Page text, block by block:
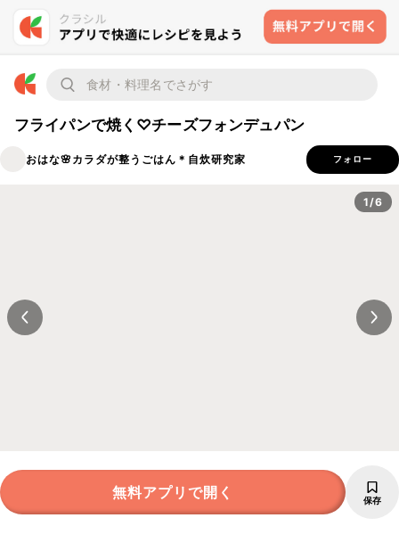
フライパンで焼く♡チーズフォンデュパン
おはな🌸カラダが整うごはん＊自炊研究家 フォロー
1/6
無料アプリで開く 保存